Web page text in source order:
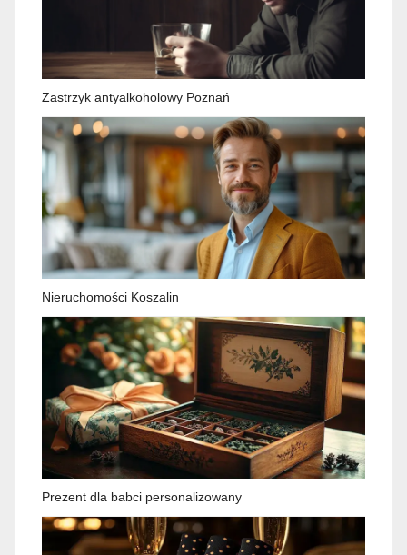
Zastrzyk antyalkoholowy Poznań
Nieruchomości Koszalin
Prezent dla babci personalizowany